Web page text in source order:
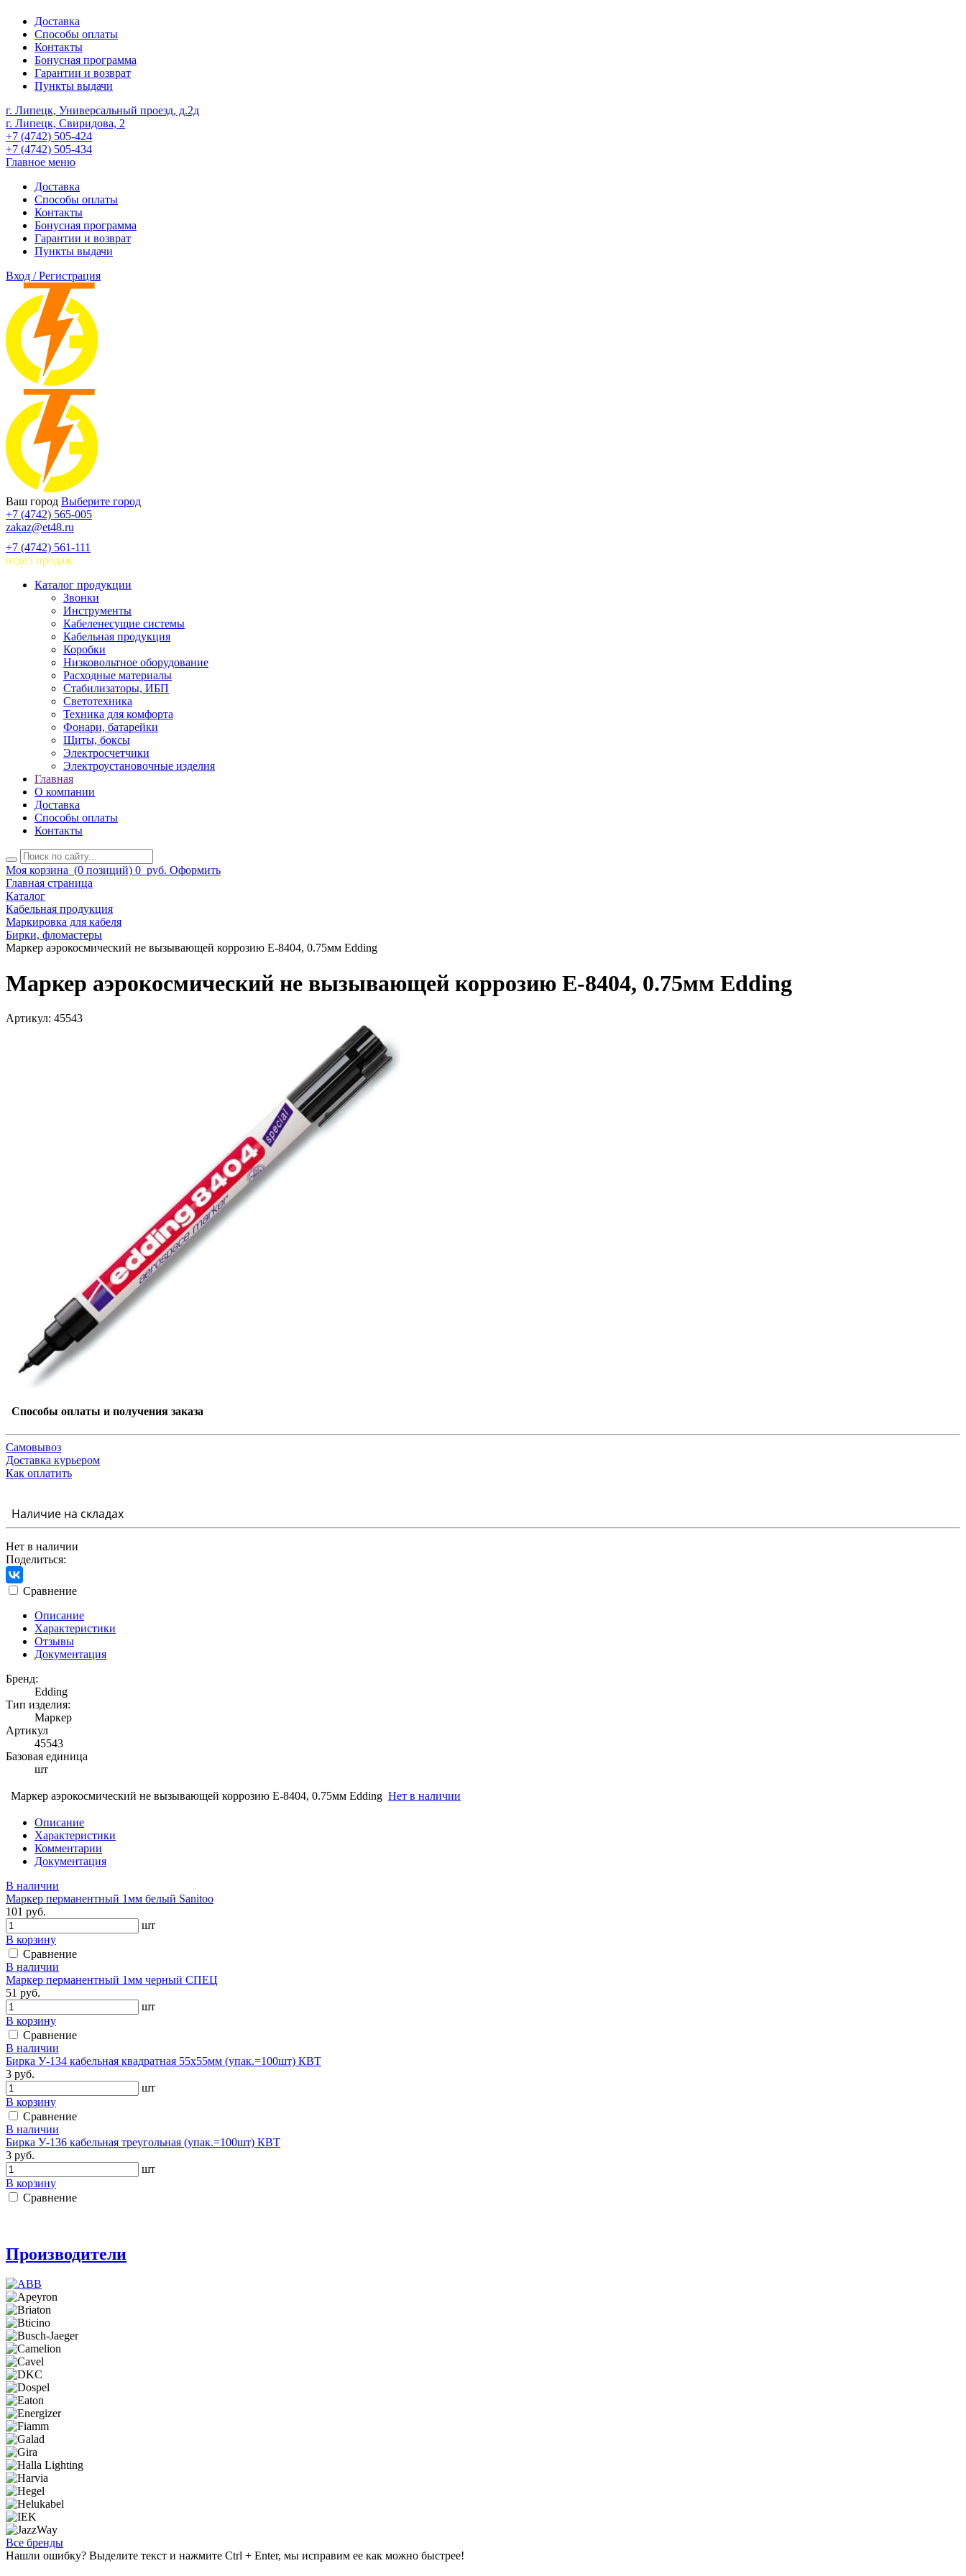
Доставка
Способы оплаты
Контакты
Бонусная программа
Гарантии и возврат
Пункты выдачи
г. Липецк, Универсальный проезд, д.2д
г. Липецк, Свиридова, 2
+7 (4742) 505-424
+7 (4742) 505-434
Главное меню
Доставка
Способы оплаты
Контакты
Бонусная программа
Гарантии и возврат
Пункты выдачи
Вход / Регистрация
Ваш город Выберите город
+7 (4742) 565-005
zakaz@et48.ru
+7 (4742) 561-111
отдел продаж
Каталог продукции
Звонки
Инструменты
Кабеленесущие системы
Кабельная продукция
Коробки
Низковольтное оборудование
Расходные материалы
Стабилизаторы, ИБП
Светотехника
Техника для комфорта
Фонари, батарейки
Щиты, боксы
Электросчетчики
Электроустановочные изделия
Главная
О компании
Доставка
Способы оплаты
Контакты
Моя корзина (0 позиций) 0 руб. Оформить
Главная страница
Каталог
Кабельная продукция
Маркировка для кабеля
Бирки, фломастеры
Маркер аэрокосмический не вызывающей коррозию E-8404, 0.75мм Edding
Маркер аэрокосмический не вызывающей коррозию E-8404, 0.75мм Edding
Артикул: 45543
Способы оплаты и получения заказа
Самовывоз
Доставка курьером
Как оплатить
Наличие на складах
Нет в наличии
Поделиться:
Сравнение
Описание
Характеристики
Отзывы
Документация
Бренд:
Edding
Тип изделия:
Маркер
Артикул
45543
Базовая единица
шт
Маркер аэрокосмический не вызывающей коррозию E-8404, 0.75мм Edding Нет в наличии
Описание
Характеристики
Комментарии
Документация
В наличии
Маркер перманентный 1мм белый Sanitoo
101 руб.
шт
В корзину
Сравнение
В наличии
Маркер перманентный 1мм черный СПЕЦ
51 руб.
шт
В корзину
Сравнение
В наличии
Бирка У-134 кабельная квадратная 55х55мм (упак.=100шт) КВТ
3 руб.
шт
В корзину
Сравнение
В наличии
Бирка У-136 кабельная треугольная (упак.=100шт) КВТ
3 руб.
шт
В корзину
Сравнение
Производители
Все бренды
Нашли ошибку? Выделите текст и нажмите Ctrl + Enter, мы исправим ее как можно быстрее!